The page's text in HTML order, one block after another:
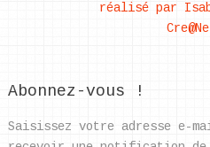
réalisé par
Abonnez-vous !
Saisissez votre adresse e-